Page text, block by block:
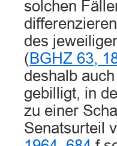
solchen
des
(BGHZ 63,
deshalb
gebilligt, in
zu einer
Senatsurteil